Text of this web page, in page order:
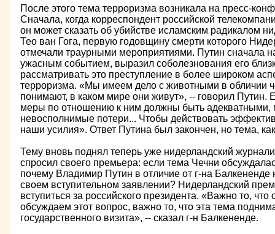
После этого тема терроризма возникала на пресс-
Сначала, когда корреспондент российской
он может сказать об убийстве исламским радикалом
Тео ван Гога, первую годовщину смерти которого
отмечали траурными мероприятиями. Путин сначала
ужасным событием, выразил соболезнования его
рассматривать это преступление в более широком
терроризма. «Мы имеем дело с животными в обличии
понимают, в каком мире они живут», -- говорил Путин.
меры по отношению к ним должны быть адекватными,
невосполнимые потери... Чтобы действовать
наши усилия». Ответ Путина был закончен, но тема,
Тему вновь поднял теперь уже нидерландский
спросил своего премьера: если тема Чечни
почему Владимир Путин в отличие от г-на Балкененде
своем вступительном заявлении? Нидерландский
вступиться за российского президента. «Важно то,
обсуждаем этот вопрос, важно то, что эта тема
государственного визита», -- сказал г-н Балкененде.